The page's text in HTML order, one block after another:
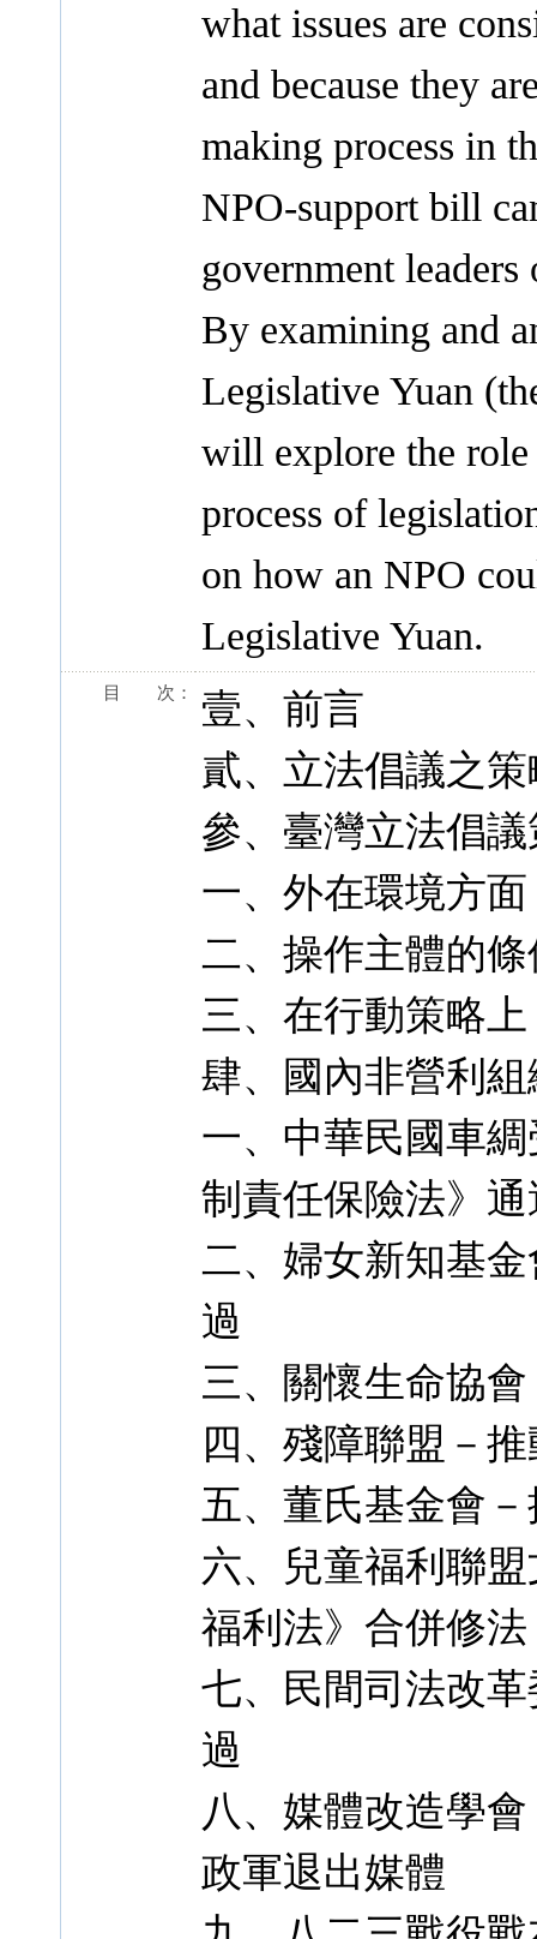
what issues are
and because they
making process in
NPO-support bill
government
By examining and
Legislative Yuan
will explore the role
process of
on how an NPO
Legislative Yuan.
目 次：
壹、前言
貳、立法倡議之
參、臺灣立法倡
一、外在環境方面
二、操作主體的條
三、在行動策略上
肆、國內非營利
一、中華民國車
制責任保險法》通
二、婦女新知基
過
三、關懷生命協
四、殘障聯盟－
五、董氏基金會
六、兒童福利聯
福利法》合併修法
七、民間司法改
過
八、媒體改造學
政軍退出媒體